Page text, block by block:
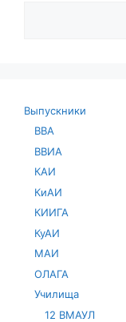
Выпускники
ВВА
ВВИА
КАИ
КиАИ
КИИГА
КуАИ
МАИ
ОЛАГА
Училища
12 ВМАУЛ